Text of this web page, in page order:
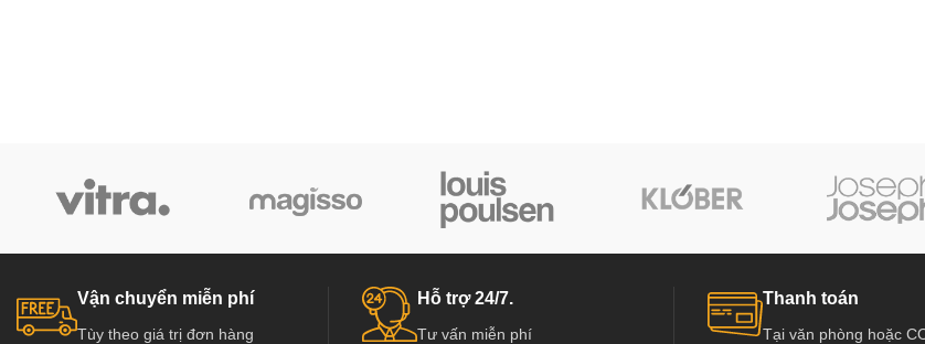
Vận chuyển miễn phí
Tùy theo giá trị đơn hàng
Hỗ trợ 24/7.
Tư vấn miễn phí
Thanh toán
Tại văn phòng hoặc